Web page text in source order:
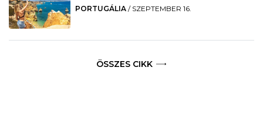
PORTUGÁLIA / SZEPTEMBER 16.
ÖSSZES CIKK